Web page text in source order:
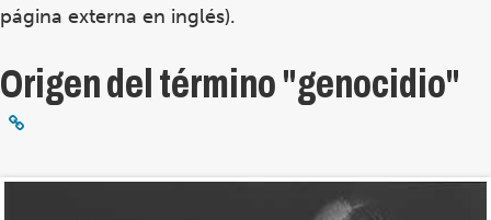
página externa en inglés).
Origen del término "genocidio"